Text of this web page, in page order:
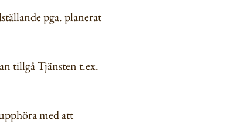
pga. planerat
tillgå Tjänsten t.ex.
med att